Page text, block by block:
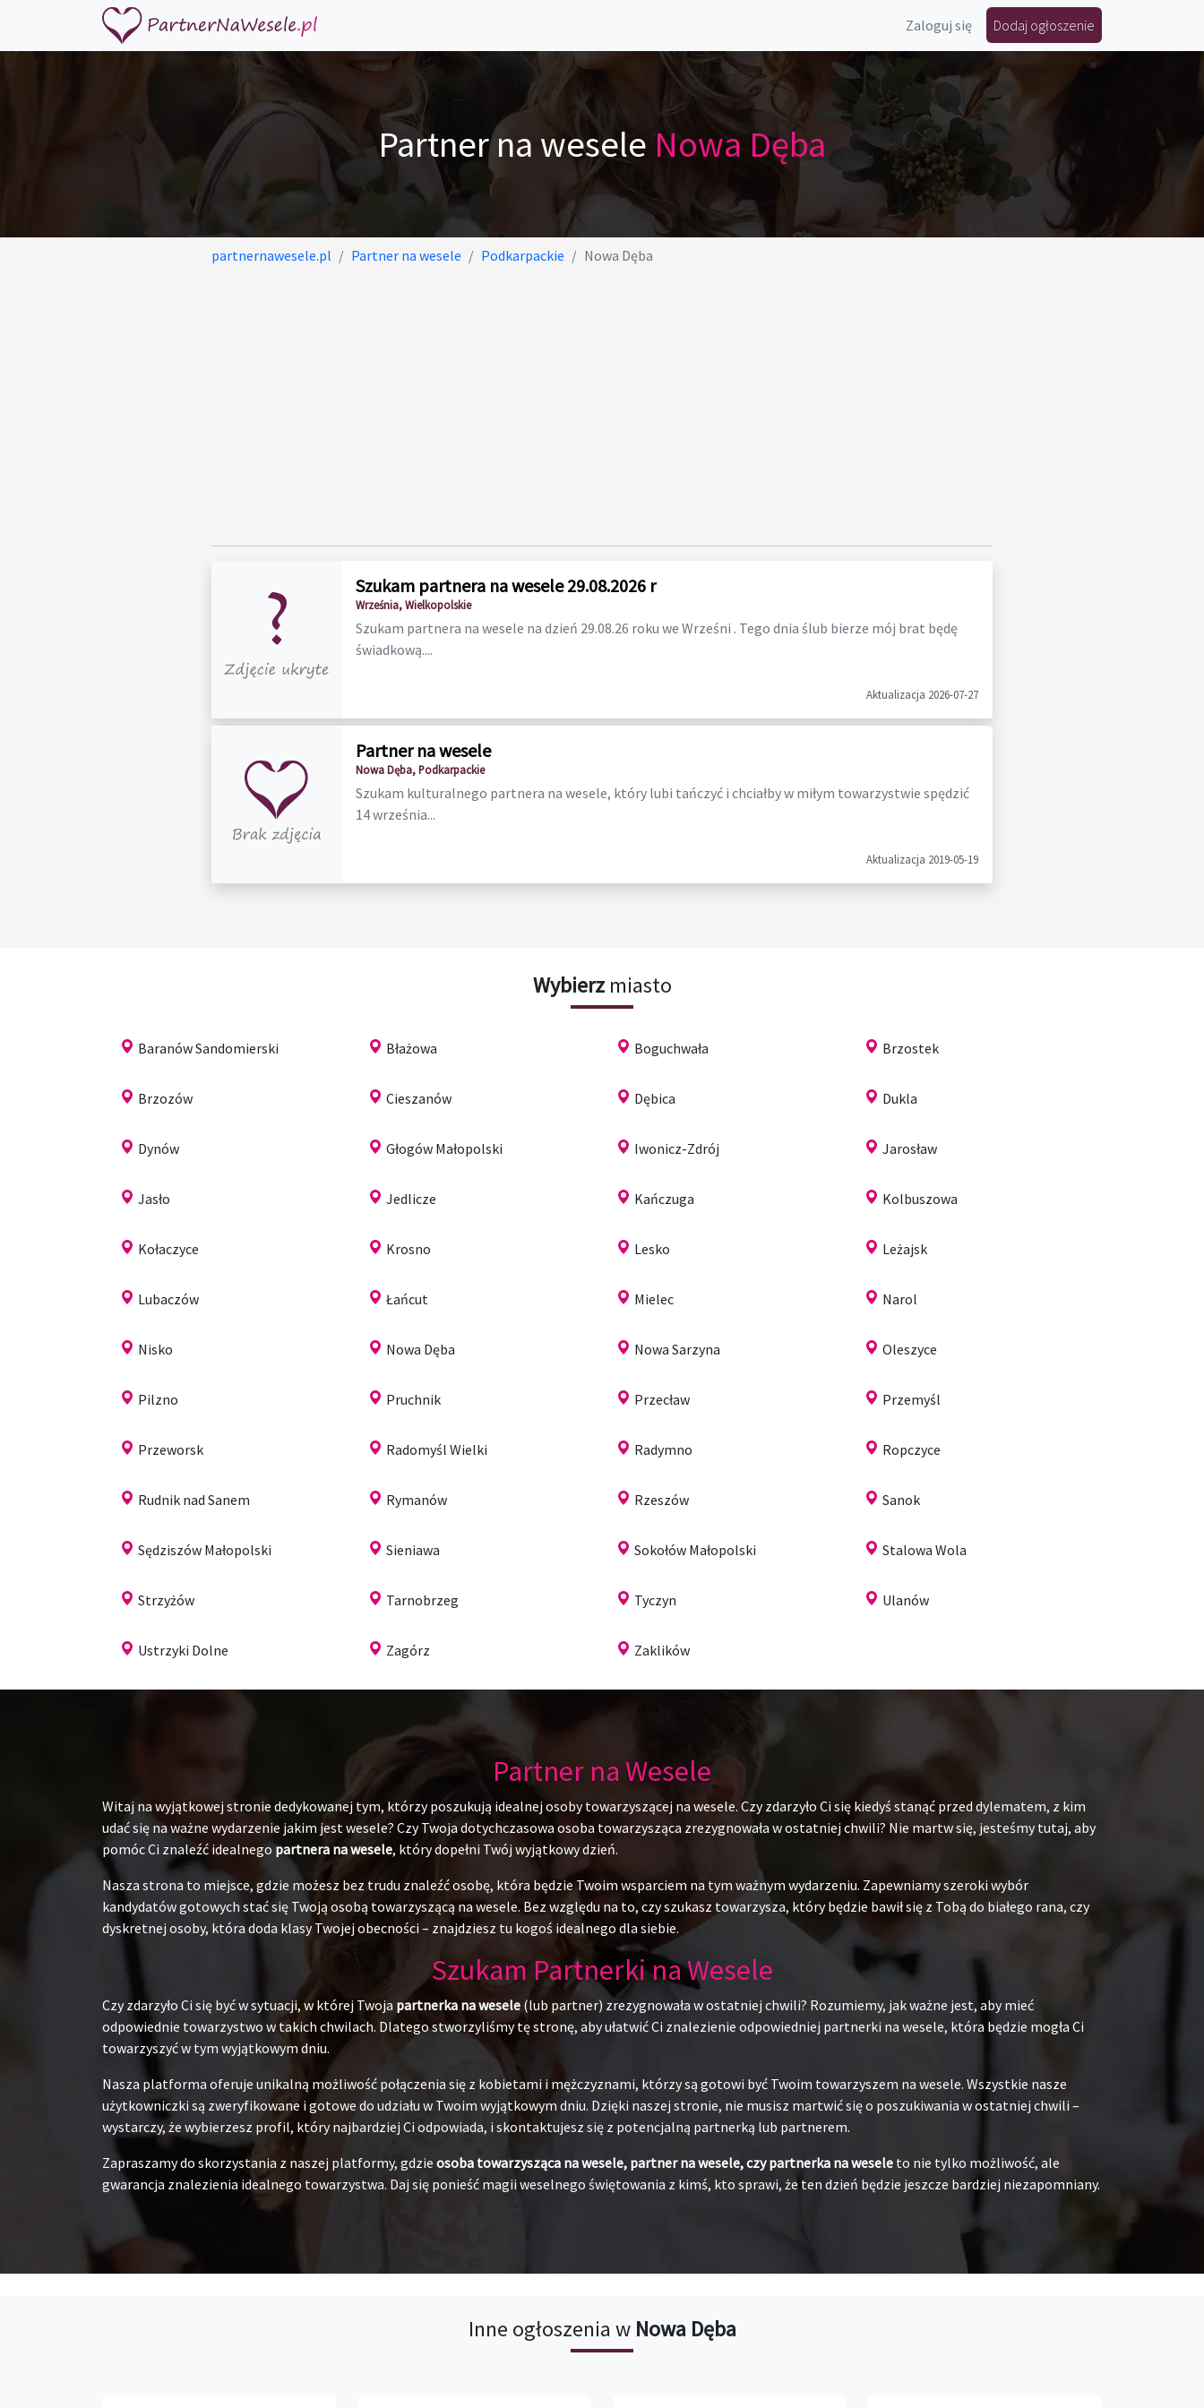
Zaloguj się Dodaj ogłoszenie
Partner na weseleNowa Dęba
partnernawesele.pl Partner na wesele Podkarpackie Nowa Dęba
Szukam partnera na wesele 29.08.2026 r
Września, Wielkopolskie
Szukam partnera na wesele na dzień 29.08.26 roku we Wrześni . Tego dnia ślub bierze mój brat będę
świadkową....
Aktualizacja 2026-07-27
Partner na wesele
Nowa Dęba, Podkarpackie
Szukam kulturalnego partnera na wesele, który lubi tańczyć i chciałby w miłym towarzystwie spędzić
14 września...
Aktualizacja 2019-05-19
Wybierzmiasto
Baranów Sandomierski Błażowa Boguchwała Brzostek
Brzozów Cieszanów Dębica Dukla
Dynów Głogów Małopolski Iwonicz-Zdrój Jarosław
Jasło Jedlicze Kańczuga Kolbuszowa
Kołaczyce Krosno Lesko Leżajsk
Lubaczów Łańcut Mielec Narol
Nisko Nowa Dęba Nowa Sarzyna Oleszyce
Pilzno Pruchnik Przecław Przemyśl
Przeworsk Radomyśl Wielki Radymno Ropczyce
Rudnik nad Sanem Rymanów Rzeszów Sanok
Sędziszów Małopolski Sieniawa Sokołów Małopolski Stalowa Wola
Strzyżów Tarnobrzeg Tyczyn Ulanów
Ustrzyki Dolne Zagórz Zaklików
Partner na Wesele
Witaj na wyjątkowej stronie dedykowanej tym, którzy poszukują idealnej osoby towarzyszącej na wesele. Czy zdarzyło Ci się kiedyś stanąć przed dylematem, z kim
udać się na ważne wydarzenie jakim jest wesele? Czy Twoja dotychczasowa osoba towarzysząca zrezygnowała w ostatniej chwili? Nie martw się, jesteśmy tutaj, aby
pomóc Ci znaleźć idealnegopartnera na wesele, który dopełni Twój wyjątkowy dzień.
Nasza strona to miejsce, gdzie możesz bez trudu znaleźć osobę, która będzie Twoim wsparciem na tym ważnym wydarzeniu. Zapewniamy szeroki wybór
kandydatów gotowych stać się Twoją osobą towarzyszącą na wesele. Bez względu na to, czy szukasz towarzysza, który będzie bawił się z Tobą do białego rana, czy
dyskretnej osoby, która doda klasy Twojej obecności – znajdziesz tu kogoś idealnego dla siebie.
Szukam Partnerki na Wesele
Czy zdarzyło Ci się być w sytuacji, w której Twoja partnerka na wesele (lub partner) zrezygnowała w ostatniej chwili? Rozumiemy, jak ważne jest, aby mieć
odpowiednie towarzystwo w takich chwilach. Dlatego stworzyliśmy tę stronę, aby ułatwić Ci znalezienie odpowiedniej partnerki na wesele, która będzie mogła Ci
towarzyszyć w tym wyjątkowym dniu.
Nasza platforma oferuje unikalną możliwość połączenia się z kobietami i mężczyznami, którzy są gotowi być Twoim towarzyszem na wesele. Wszystkie nasze
użytkowniczki są zweryfikowane i gotowe do udziału w Twoim wyjątkowym dniu. Dzięki naszej stronie, nie musisz martwić się o poszukiwania w ostatniej chwili –
wystarczy, że wybierzesz profil, który najbardziej Ci odpowiada, i skontaktujesz się z potencjalną partnerką lub partnerem.
Zapraszamy do skorzystania z naszej platformy, gdzie osoba towarzysząca na wesele, partner na wesele, czy partnerka na wesele to nie tylko możliwość, ale
gwarancja znalezienia idealnego towarzystwa. Daj się ponieść magii weselnego świętowania z kimś, kto sprawi, że ten dzień będzie jeszcze bardziej niezapomniany.
Inne ogłoszenia w Nowa Dęba